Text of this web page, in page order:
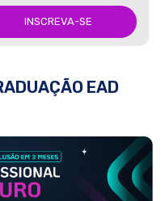
INSCREVA-SE
EAD